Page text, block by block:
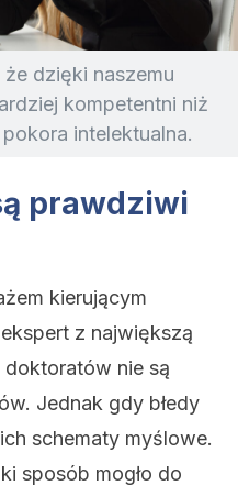
że dzięki naszemu
kompetentni niż
intelektualna.
prawdziwi
kierującym
z największą
nie są
Jednak gdy błedy
schematy myślowe.
sposób mogło do